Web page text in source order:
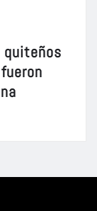
quiteños